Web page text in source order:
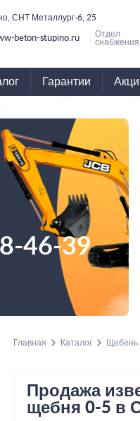
СНТ Металлург-6, 25
beton-stupino.ru
Отдел
Гарантии
46-39
Главная Каталог Щебень
Продажа
щебня 0-5 в